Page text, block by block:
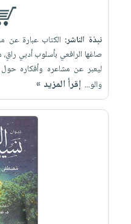
نبذة الناشر: الكتاب عبارة عن
صاغها الرافعي بأسلوب أدبي راقٍ،
ليعبر عن مشاعره وأفكاره حول
والو... إقرأ المزيد »